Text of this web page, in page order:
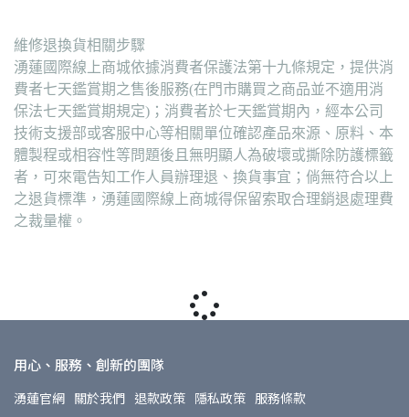
維修退換貨相關步驟
湧蓮國際線上商城依據消費者保護法第十九條規定，提供消
費者七天鑑賞期之售後服務(在門市購買之商品並不適用消
保法七天鑑賞期規定)；消費者於七天鑑賞期內，經本公司
技術支援部或客服中心等相關單位確認產品來源、原料、本
體製程或相容性等問題後且無明顯人為破壞或撕除防護標籤
者，可來電告知工作人員辦理退、換貨事宜；倘無符合以上
之退貨標準，湧蓮國際線上商城得保留索取合理銷退處理費
之裁量權。
用心、服務、創新的團隊
湧蓮官網 關於我們 退款政策 隱私政策 服務條款